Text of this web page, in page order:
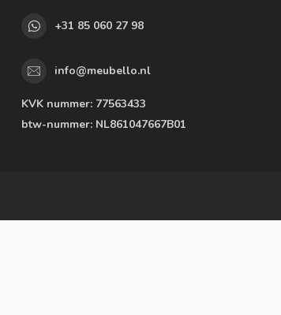
+31 85 060 27 98
info@meubello.nl
KVK nummer: 77563433
btw-nummer: NL861047667B01